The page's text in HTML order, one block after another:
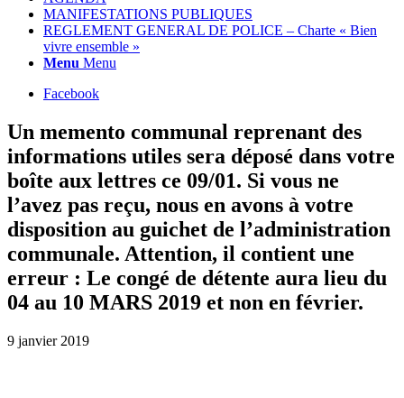
MANIFESTATIONS PUBLIQUES
REGLEMENT GENERAL DE POLICE – Charte « Bien
vivre ensemble »
Menu Menu
Facebook
Un memento communal reprenant des
informations utiles sera déposé dans votre
boîte aux lettres ce 09/01. Si vous ne
l’avez pas reçu, nous en avons à votre
disposition au guichet de l’administration
communale. Attention, il contient une
erreur : Le congé de détente aura lieu du
04 au 10 MARS 2019 et non en février.
9 janvier 2019